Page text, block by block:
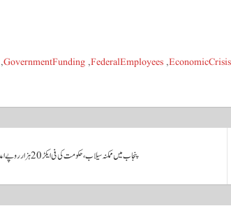
EconomicCrisis
,
FederalEmployees
,
GovernmentFunding
,
پنجاب میں ممکنہ سیلاب، حکومت کی فی ایکڑ 20 ہزار روپے امداد کی منظوری